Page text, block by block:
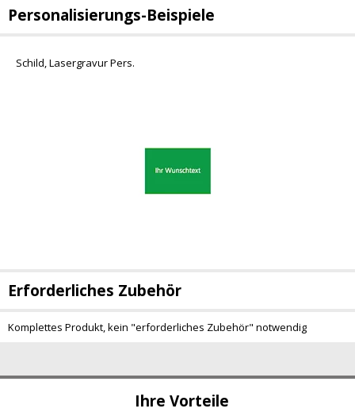
Ihre Vorteile
Personalisierungs-Beispiele
Schild, Lasergravur Pers.
Erforderliches Zubehör
Komplettes Produkt, kein "erforderliches Zubehör" notwendig